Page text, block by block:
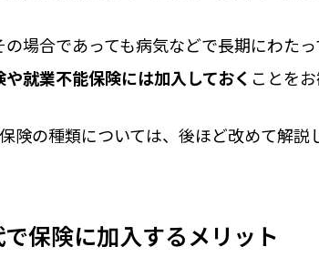
の場合であっても病気などで長期にわた
や就業不能保険には加入しておく ことをお
険の種類については、後ほど改めて解説
保険に加入するメリット